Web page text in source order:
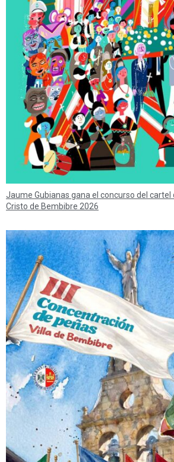
Jaume Gubianas gana el concurso del cartel
Cristo de Bembibre 2026